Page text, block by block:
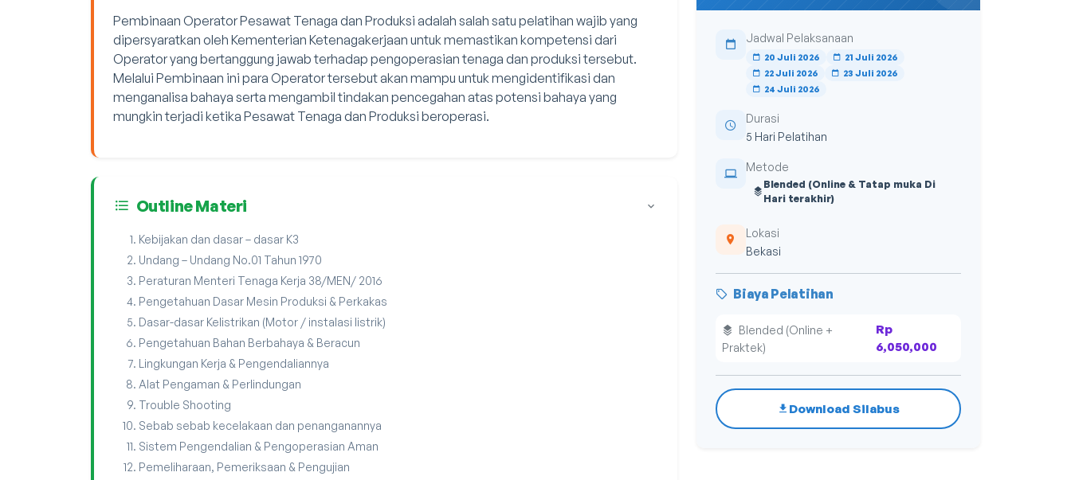
Pembinaan Operator Pesawat Tenaga dan Produksi adalah salah satu pelatihan wajib yang
dipersyaratkan oleh Kementerian Ketenagakerjaan untuk memastikan kompetensi dari
Operator yang bertanggung jawab terhadap pengoperasian tenaga dan produksi tersebut.
Melalui Pembinaan ini para Operator tersebut akan mampu untuk mengidentifikasi dan
menganalisa bahaya serta mengambil tindakan pencegahan atas potensi bahaya yang
mungkin terjadi ketika Pesawat Tenaga dan Produksi beroperasi.
Outline Materi
Kebijakan dan dasar – dasar K3
Undang – Undang No.01 Tahun 1970
Peraturan Menteri Tenaga Kerja 38/MEN/ 2016
Pengetahuan Dasar Mesin Produksi & Perkakas
Dasar-dasar Kelistrikan (Motor / instalasi listrik)
Pengetahuan Bahan Berbahaya & Beracun
Lingkungan Kerja & Pengendaliannya
Alat Pengaman & Perlindungan
Trouble Shooting
Sebab sebab kecelakaan dan penanganannya
Sistem Pengendalian & Pengoperasian Aman
Pemeliharaan, Pemeriksaan & Pengujian
Jadwal Pelaksanaan
20 Juli 2026
21 Juli 2026
22 Juli 2026
23 Juli 2026
24 Juli 2026
Durasi
5 Hari Pelatihan
Metode
Blended (Online & Tatap muka Di
Hari terakhir)
Lokasi
Bekasi
Biaya Pelatihan
Blended (Online +
Praktek)
Rp
6,050,000
Download Silabus